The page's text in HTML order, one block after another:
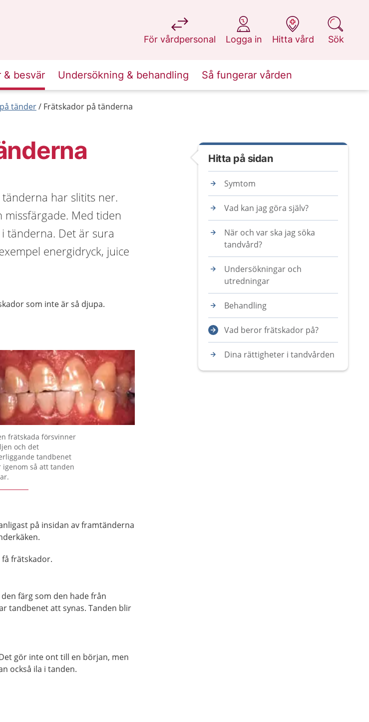
För vårdpersonal
på 1177.se
Logga in
på 1177.se
Hitta vård
på 1177.se
Sök
på 1177.se
& besvär Undersökning & behandling Så fungerar vården
tänder Frätskador på tänderna
har slitits ner.
Med tiden
tänderna. Det är sura
energidryck, juice
som inte är så djupa.
frätskada försvinner
och det
tandbenet
igenom så att tanden
på insidan av framtänderna
få frätskador.
färg som den hade från
tandbenet att synas. Tanden blir
gör inte ont till en början, men
också ila i tanden.
Hitta på sidan
Symtom
Vad kan jag göra själv?
När och var ska jag söka
tandvård?
Undersökningar och
utredningar
Behandling
Vad beror frätskador på?
Dina rättigheter i tandvården